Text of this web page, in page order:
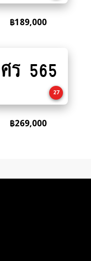
฿189,000
to
ศร 565
27
฿269,000